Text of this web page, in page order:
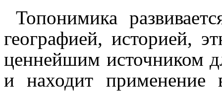
Топонимика
географией, историей,
ценнейшим источником
и находит применение